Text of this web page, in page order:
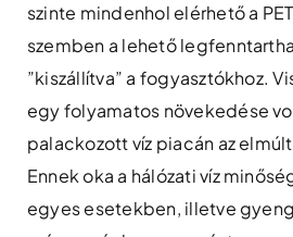
szinte mindenhol elérhető a
szemben a lehető
”kiszállítva” a fogyasztókhoz.
egy folyamatos növekedése
palackozott víz piacán az
Ennek oka a hálózati víz
egyes esetekben, illetve